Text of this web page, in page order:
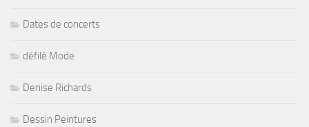
Dates de concerts
défilé Mode
Denise Richards
Dessin Peintures